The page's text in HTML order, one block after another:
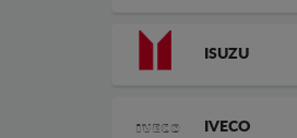
ISUZU
IVECO